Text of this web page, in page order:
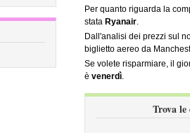
Per quanto riguarda la
stata Ryanair.
Dall'analisi dei prezzi sul
biglietto aereo da
Se volete risparmiare, il
è venerdì.
Trova